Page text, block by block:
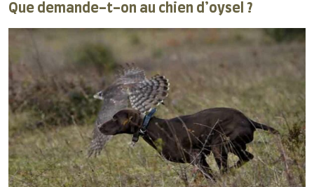
Que demande-t-on au chien d’oysel ?